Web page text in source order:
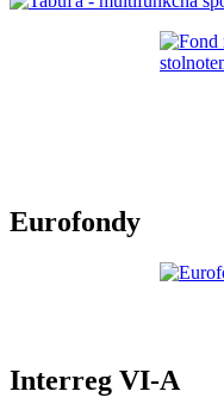
Eurofondy
Interreg VI-A